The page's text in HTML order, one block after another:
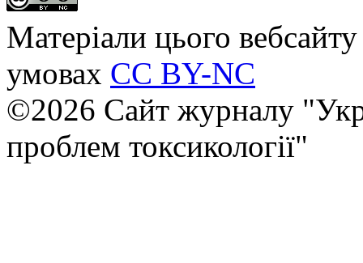
Матеріали цього
умовах CC BY-NC
©2026 Сайт журналу
проблем токсикології"